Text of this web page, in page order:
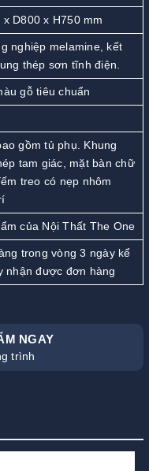
x D800 x H750 mm
nghiệp melamine, kết
thép sơn tĩnh điện.
gỗ tiêu chuẩn
gồm tủ phụ. Khung
tam giác, mặt bàn chữ
treo có nẹp nhôm
của Nội Thất The One
trong vòng 3 ngày kể
nhận được đơn hàng
NGAY
trình